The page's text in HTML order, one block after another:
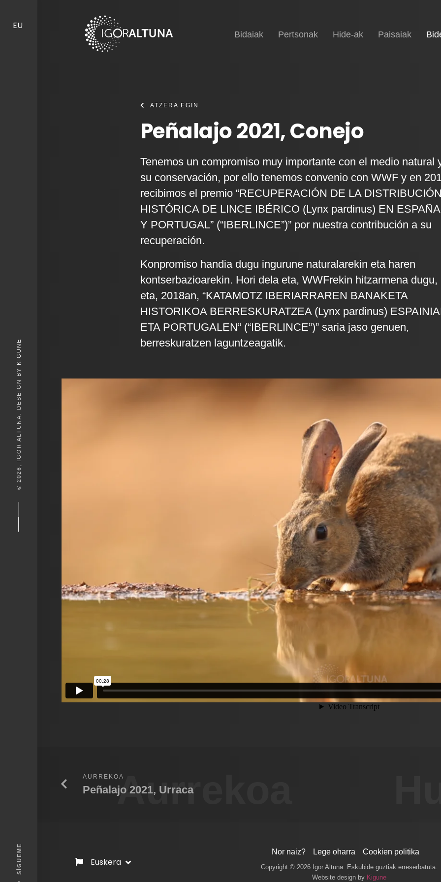
EU
© 2026, IGOR ALTUNA. DESEIGN BY
KIGUNE
SÍGUEME
Hasiera
Bidaiak Pertsonak Hide-ak Paisaiak
ATZERA EGIN
Peñalajo 2021, Conejo
Tenemos un compromiso muy importante con el medio natural
su conservación, por ello tenemos convenio con WWF y en
recibimos el premio “RECUPERACIÓN DE LA
HISTÓRICA DE LINCE IBÉRICO (Lynx pardinus) EN ESPAÑA
Y PORTUGAL” (“IBERLINCE”)” por nuestra contribución a su
recuperación.
Konpromiso handia dugu ingurune naturalarekin eta haren
kontserbazioarekin. Hori dela eta, WWFrekin hitzarmena dugu,
eta, 2018an, “KATAMOTZ IBERIARRAREN BANAKETA
HISTORIKOA BERRESKURATZEA (Lynx pardinus)
ETA PORTUGALEN” (“IBERLINCE”)” saria jaso genuen,
berreskuratzen laguntzeagatik.
Aurrekoa
AURREKOA
Peñalajo 2021, Urraca
Euskera
Nor naiz? Lege oharra Cookien politika
Copyright © 2026 Igor Altuna. Eskubide guztiak erreserbatuta.
Website design by Kigune